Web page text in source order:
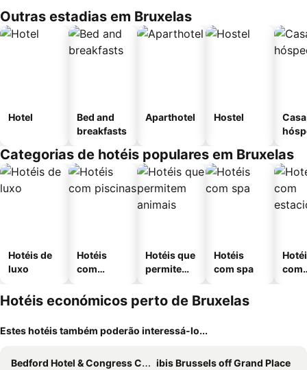
Outras estadias em Bruxelas
Hotel
Bed and
breakfasts
Aparthotel Hostel
Categorias de hotéis populares em Bruxelas
Hotéis de
luxo
Hotéis
com
Hotéis que
permitem
Hotéis
com spa
com
Hotéis económicos perto de Bruxelas
Estes hotéis também poderão interessá-lo...
Bedford Hotel & Congress Centre
ibis Brussels off Grand Place